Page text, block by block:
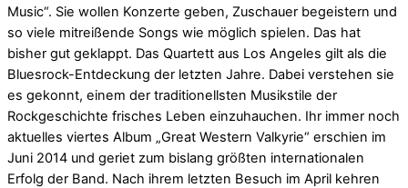
Music“. Sie wollen Konzerte geben, Zuschauer begeistern und
so viele mitreißende Songs wie möglich spielen. Das hat
bisher gut geklappt. Das Quartett aus Los Angeles gilt als die
Bluesrock-Entdeckung der letzten Jahre. Dabei verstehen sie
es gekonnt, einem der traditionellsten Musikstile der
Rockgeschichte frisches Leben einzuhauchen. Ihr immer noch
aktuelles viertes Album „Great Western Valkyrie“ erschien im
Juni 2014 und geriet zum bislang größten internationalen
Erfolg der Band. Nach ihrem letzten Besuch im April kehren